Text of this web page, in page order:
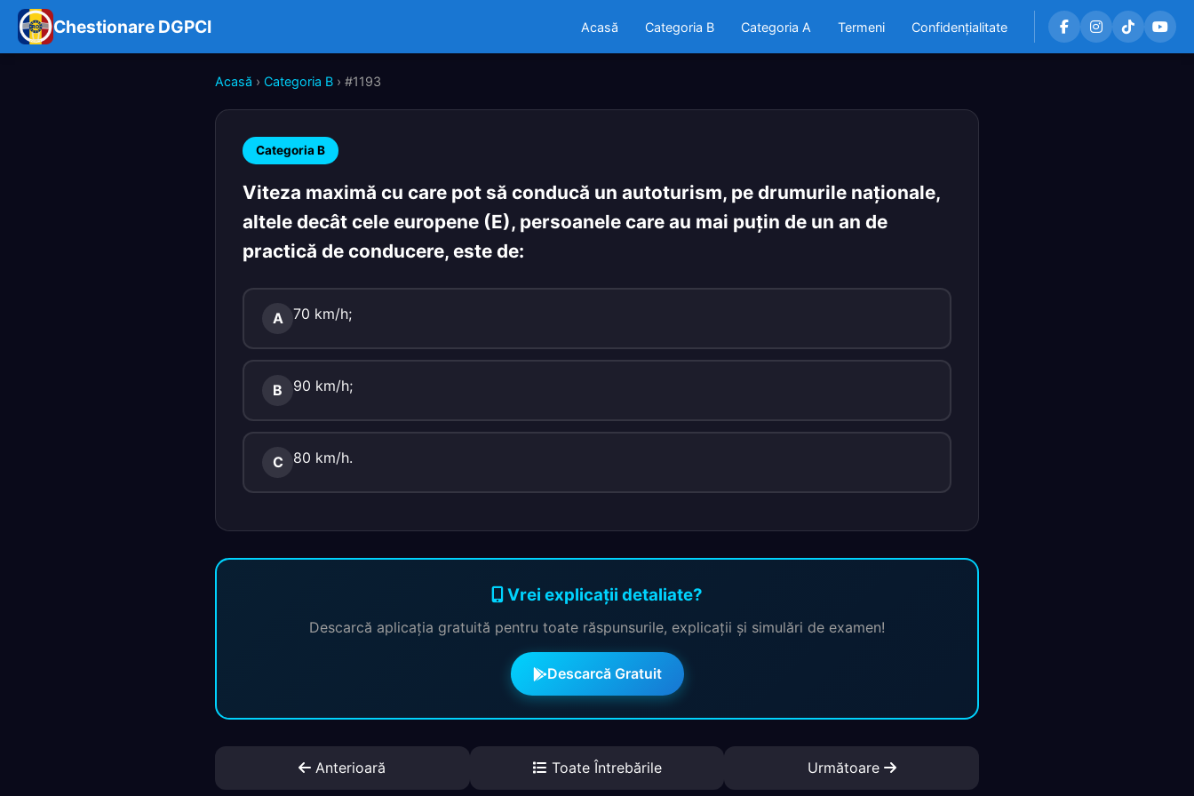
Chestionare DGPCI Acasă Categoria B Categoria A Termeni Confidențialitate
Acasă › Categoria B › #1193
Categoria B
Viteza maximă cu care pot să conducă un autoturism, pe drumurile naţionale,
altele decât cele europene (E), persoanele care au mai puţin de un an de
practică de conducere, este de:
A 70 km/h;
B 90 km/h;
C 80 km/h.
Vrei explicații detaliate?
Descarcă aplicația gratuită pentru toate răspunsurile, explicații și simulări de examen!
Descarcă Gratuit
Anterioară Toate Întrebările Următoare